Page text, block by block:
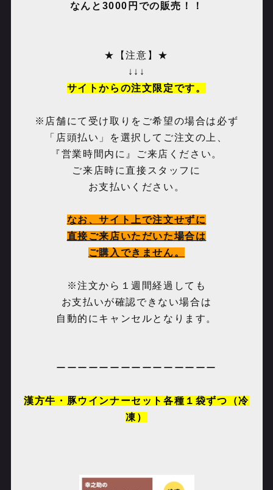
なんと3000円での販売！！
★【注意】★
↓↓↓
サイトからの注文限定です。
※店舗にて受け取りをご希望の場合は必ず
「店頭払い」を選択してご注文の上、
『営業時間内に』ご来店ください。
ご来店時に直接スタッフに
お支払いください。
なお、サイト上で注文せずに
直接ご来店いただいた場合は
ご購入できません。
※注文から１週間経過しても
お支払いが確認できない場合は
自動的にキャンセルとなります。
ーーーーーーーーーーーーーーー
漢方牛・豚ウインナーセット各種１袋ずつ（冷
凍）